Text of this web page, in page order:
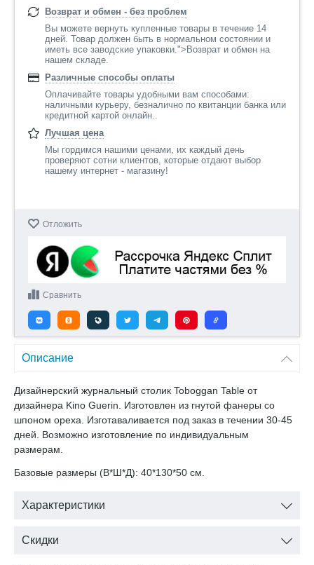
Возврат и обмен - без проблем
Вы можете вернуть купленные товары в течение 14
дней. Товар должен быть в нормальном состоянии и
иметь все заводские упаковки.">Возврат и обмен на
нашем складе.
Различные способы оплаты
Оплачивайте товары удобными вам способами:
наличными курьеру, безналично по квитанции банка или
кредитной картой онлайн..
Лучшая цена
Мы гордимся нашими ценами, их каждый день
проверяют сотни клиентов, которые отдают выбор
нашему интернет - магазину!
Отложить
Сравнить
Описание
Дизайнерский журнальный столик Toboggan Table от
дизайнера Kino Guerin. Изготовлен из гнутой фанеры со
шпоном ореха. Изготаваливается под заказ в течении 30-45
дней. Возможно изготовление по индивидуальным
размерам.
Базовые размеры (В*Ш*Д): 40*130*50 см.
Характеристики
Скидки